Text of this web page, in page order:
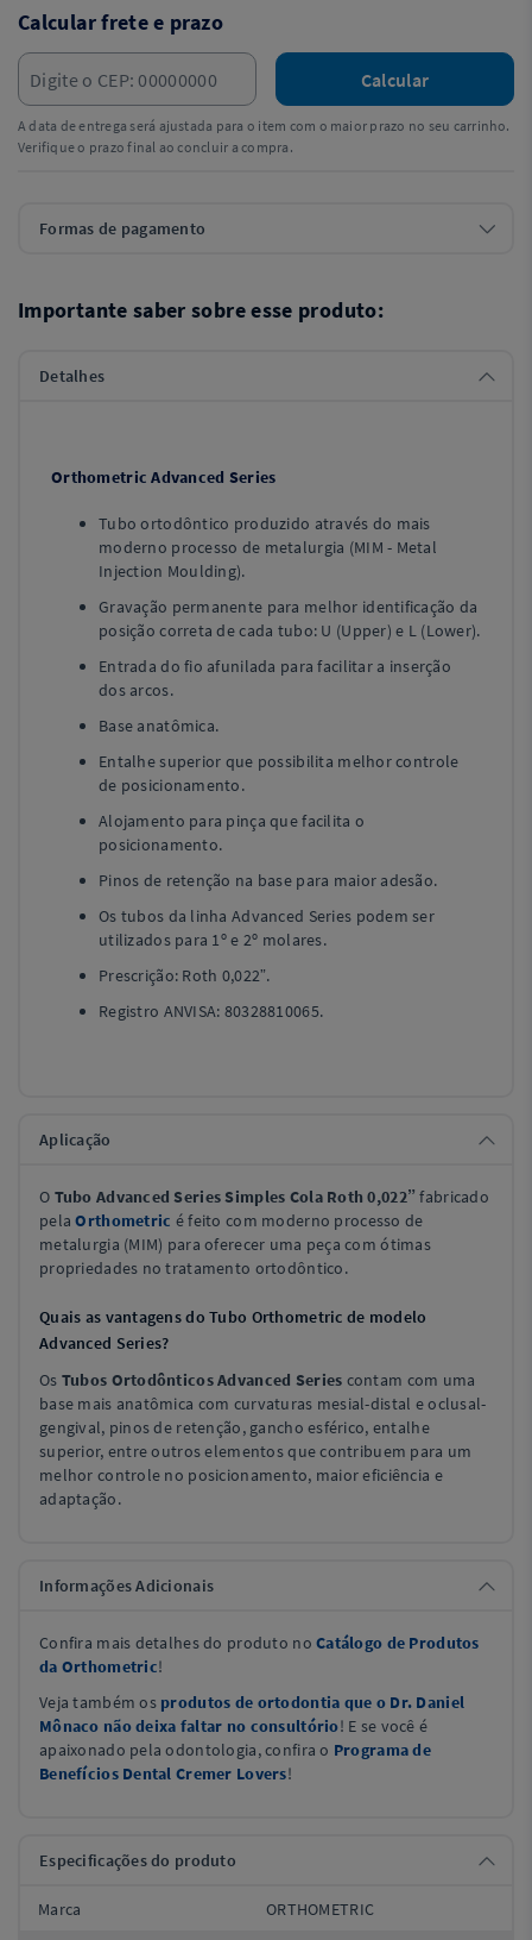
Calcular frete e prazo
Calcular
A data de entrega será ajustada para o item com o maior prazo no seu carrinho.
Verifique o prazo final ao concluir a compra.
Formas de pagamento
Importante saber sobre esse produto:
Detalhes
Orthometric Advanced Series
Tubo ortodôntico produzido através do mais
moderno processo de metalurgia (MIM - Metal
Injection Moulding).
Gravação permanente para melhor identificação da
posição correta de cada tubo: U (Upper) e L (Lower).
Entrada do fio afunilada para facilitar a inserção
dos arcos.
Base anatômica.
Entalhe superior que possibilita melhor controle
de posicionamento.
Alojamento para pinça que facilita o
posicionamento.
Pinos de retenção na base para maior adesão.
Os tubos da linha Advanced Series podem ser
utilizados para 1º e 2º molares.
Prescrição: Roth 0,022”.
Registro ANVISA: 80328810065.
Aplicação
O Tubo Advanced Series Simples Cola Roth 0,022” fabricado
pelaOrthometric é feito com moderno processo de
metalurgia (MIM) para oferecer uma peça com ótimas
propriedades no tratamento ortodôntico.
Quais as vantagens do Tubo Orthometric de modelo
Advanced Series?
Os Tubos Ortodônticos Advanced Series contam com uma
base mais anatômica com curvaturas mesial-distal e oclusal-
gengival, pinos de retenção, gancho esférico, entalhe
superior, entre outros elementos que contribuem para um
melhor controle no posicionamento, maior eficiência e
adaptação.
Informações Adicionais
Confira mais detalhes do produto noCatálogo de Produtos
da Orthometric!
Veja também os produtos de ortodontia que o Dr. Daniel
Mônaco não deixa faltar no consultório! E se você é
apaixonado pela odontologia, confira o Programa de
Benefícios Dental Cremer Lovers!
Especificações do produto
Marca ORTHOMETRIC